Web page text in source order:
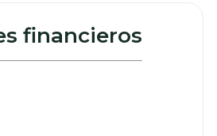
financieros